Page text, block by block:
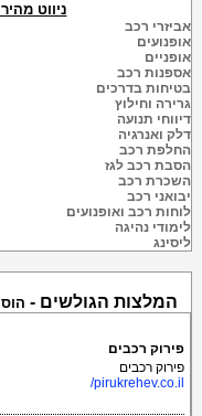
ניווט
אביזרי רכב
אופנועים
אופניים
אספנות רכב
בטיחות בדרכים
גרירה וחילוץ
דיווחי תנועה
דלק ואנרגיה
החלפת רכב
הסבת רכב לגז
השכרת רכב
יבואני רכב
לוחות רכב ואופנועים
לימודי נהיגה
ליסינג
המלצות הגולשים -
פירוק רכבים
פירוק רכבים
pirukrehev.co.il/